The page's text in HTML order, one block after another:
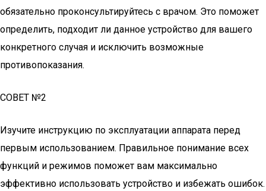
обязательно проконсультируйтесь с врачом. Это поможет
определить, подходит ли данное устройство для вашего
конкретного случая и исключить возможные
противопоказания.
СОВЕТ №2
Изучите инструкцию по эксплуатации аппарата перед
первым использованием. Правильное понимание всех
функций и режимов поможет вам максимально
эффективно использовать устройство и избежать ошибок.